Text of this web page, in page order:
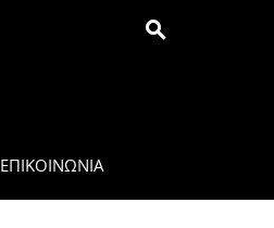
ΕΠΙΚΟΙΝΩΝΊΑ